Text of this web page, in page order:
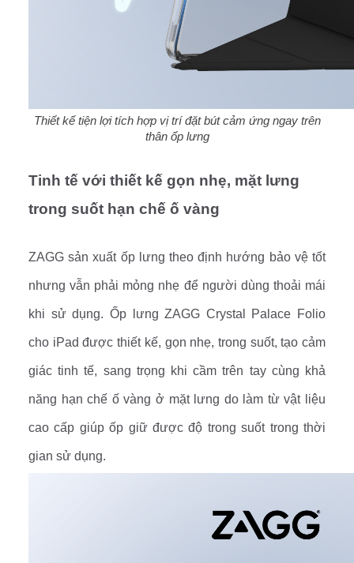
Thiết kế tiện lợi tích hợp vị trí đặt bút cảm ứng ngay trên
thân ốp lưng
Tinh tế với thiết kế gọn nhẹ, mặt lưng
trong suốt hạn chế ố vàng
ZAGG sản xuất ốp lưng theo định hướng bảo vệ tốt
nhưng vẫn phải mỏng nhẹ để người dùng thoải mái
khi sử dụng. Ốp lưng ZAGG Crystal Palace Folio
cho iPad được thiết kế, gọn nhẹ, trong suốt, tạo cảm
giác tinh tế, sang trọng khi cầm trên tay cùng khả
năng hạn chế ố vàng ở mặt lưng do làm từ vật liệu
cao cấp giúp ốp giữ được độ trong suốt trong thời
gian sử dụng.